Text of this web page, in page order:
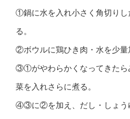
①鍋に水を入れ小さく角切りし
る。
②ボウルに鶏ひき肉・水を少量
③①がやわらかくなってきたら
菜を入れさらに煮る。
④③に②を加え、だし・しょう